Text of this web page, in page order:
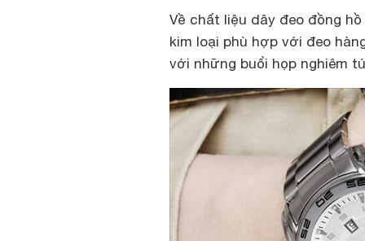
Về chất liệu dây đeo đồng
kim loại phù hợp với đeo
với những buổi họp nghiêm